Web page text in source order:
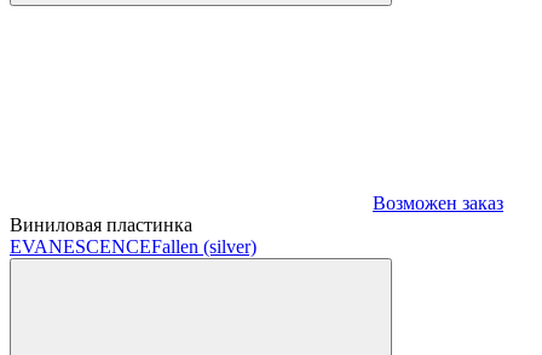
Возможен заказ
Виниловая пластинка
EVANESCENCEFallen (silver)